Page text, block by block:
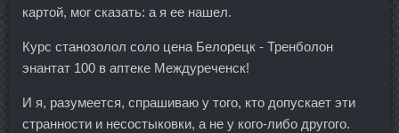
картой, мог сказать: а я ее нашел.
Курс станозолол соло цена Белорецк - Тренболон
энантат 100 в аптеке Междуреченск!
И я, разумеется, спрашиваю у того, кто допускает эти
странности и несостыковки, а не у кого-либо другого.